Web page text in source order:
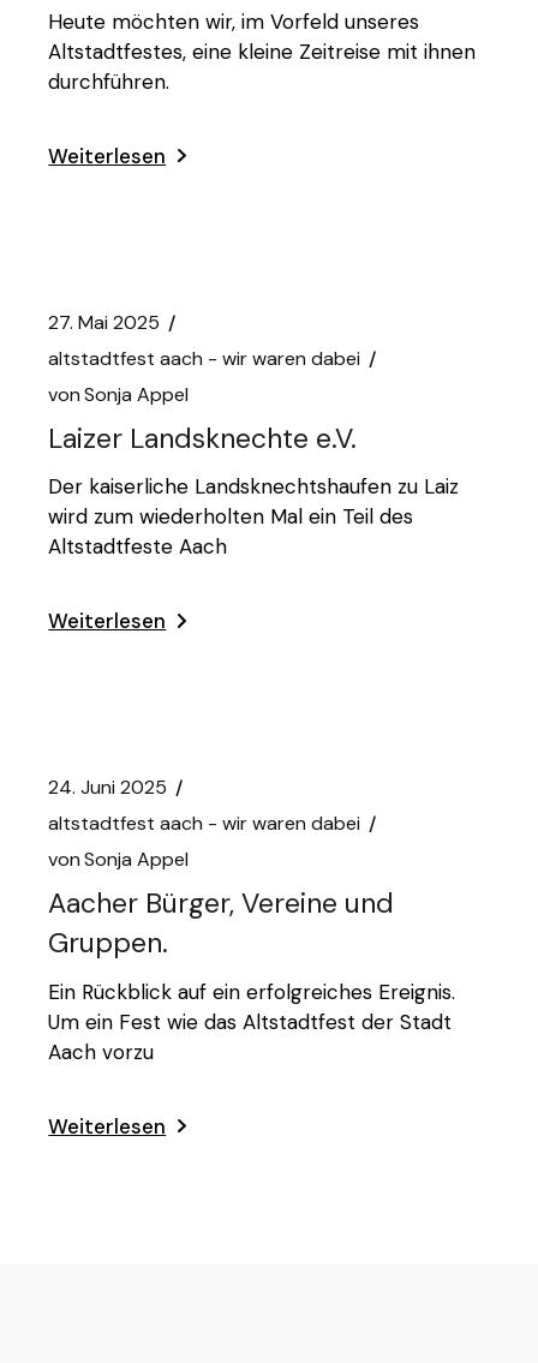
Heute möchten wir, im Vorfeld unseres
Altstadtfestes, eine kleine Zeitreise mit ihnen
durchführen.
Weiterlesen
27. Mai 2025
altstadtfest aach - wir waren dabei
von Sonja Appel
Laizer Landsknechte e.V.
Der kaiserliche Landsknechtshaufen zu Laiz
wird zum wiederholten Mal ein Teil des
Altstadtfeste Aach
Weiterlesen
24. Juni 2025
altstadtfest aach - wir waren dabei
von Sonja Appel
Aacher Bürger, Vereine und
Gruppen.
Ein Rückblick auf ein erfolgreiches Ereignis.
Um ein Fest wie das Altstadtfest der Stadt
Aach vorzu
Weiterlesen